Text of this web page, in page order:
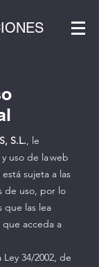
S.L., le
uso de la web
está sujeta a las
de uso, por lo
que las lea
acceda a
34/2002, de